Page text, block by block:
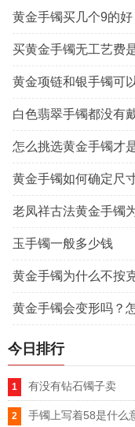
黄金手镯买几个9的
买黄金手镯无工艺费
黄金项链和银手镯可
白色翡翠手镯都没有
怎么挑选黄金手镯才
黄金手镯如何确定尺
老凤祥古法黄金手镯
玉手镯一般多少钱
黄金手镯为什么不按
黄金手镯会变形吗？
今日排行
有没有钻石镯子卖
手镯上写着58是什么